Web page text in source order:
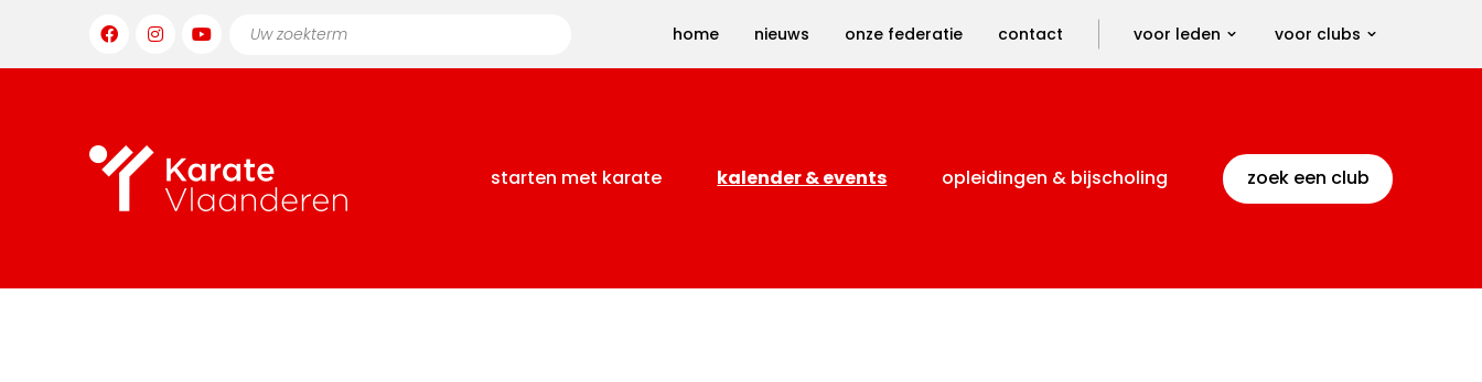
home nieuws onze federatie contact voor leden voor clubs
starten met karate kalender & events opleidingen & bijscholing zoek een club